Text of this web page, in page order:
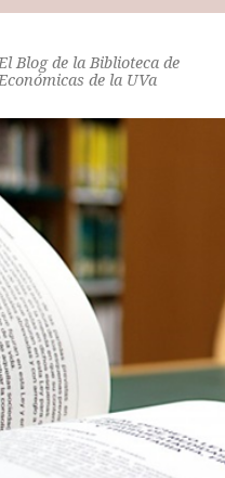
El Blog de la Biblioteca de
Económicas de la UVa